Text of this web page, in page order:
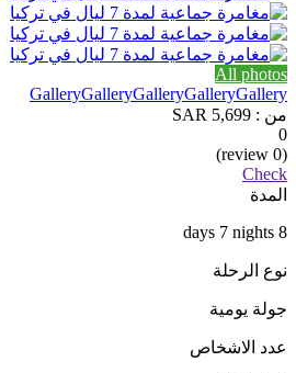
All photos
GalleryGalleryGalleryGalleryGallery
من :
0
(0 review)
Check
المدة
8 days 7 nights
نوع الرحلة
جولة يومية
عدد الاشخاص